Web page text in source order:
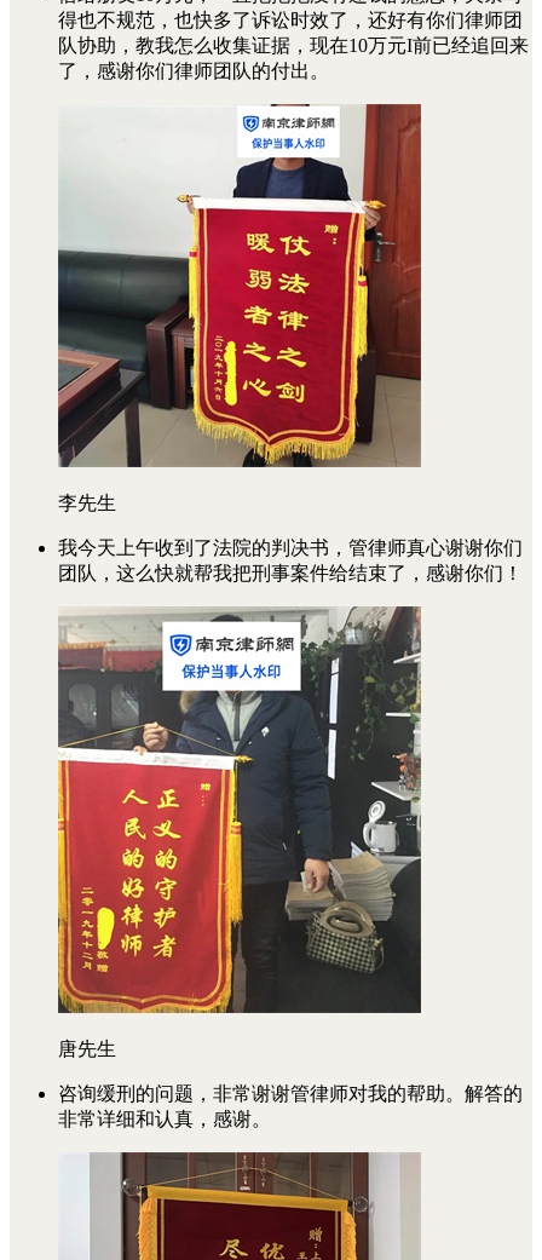
得也不规范，也快多了诉讼时效了，还好有你们律师团
队协助，教我怎么收集证据，现在10万元I前已经追回来
了，感谢你们律师团队的付出。
李先生
我今天上午收到了法院的判决书，管律师真心谢谢你们
团队，这么快就帮我把刑事案件给结束了，感谢你们！
唐先生
咨询缓刑的问题，非常谢谢管律师对我的帮助。解答的
非常详细和认真，感谢。